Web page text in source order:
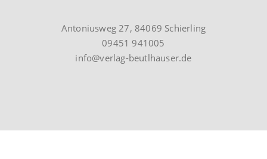
Antoniusweg 27, 84069 Schierling
09451 941005
info@verlag-beutlhauser.de